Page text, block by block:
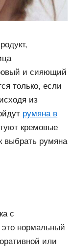
и сияющий
только, если
из
румяна в
кремовые
выбрать румяна
с
нормальный
или